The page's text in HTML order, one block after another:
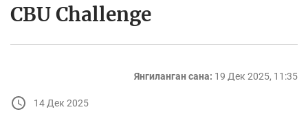
CBU Challenge
Янгиланган сана: 19 Дек 2025, 11:35
14 Дек 2025